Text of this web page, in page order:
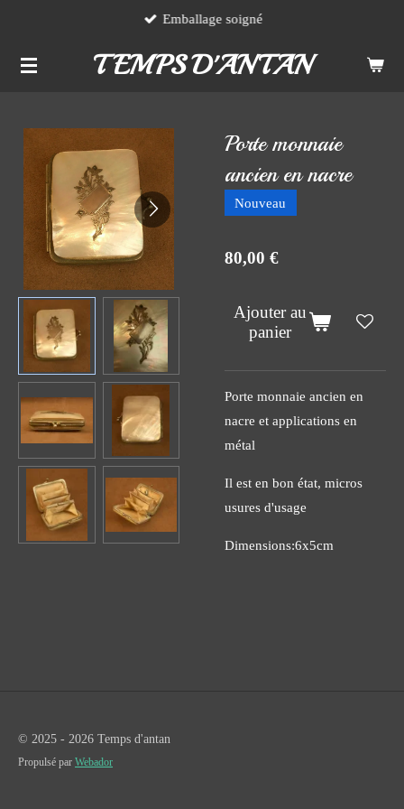
contenu
TEMPS D'ANTAN
Emballage soigné
Porte monnaie
ancien en nacre
Nouveau
80,00 €
Ajouter au
panier
Porte monnaie ancien en
nacre et applications en
métal
Il est en bon état, micros
usures d'usage
Dimensions:6x5cm
© 2025 - 2026 Temps d'antan
Propulsé par Webador